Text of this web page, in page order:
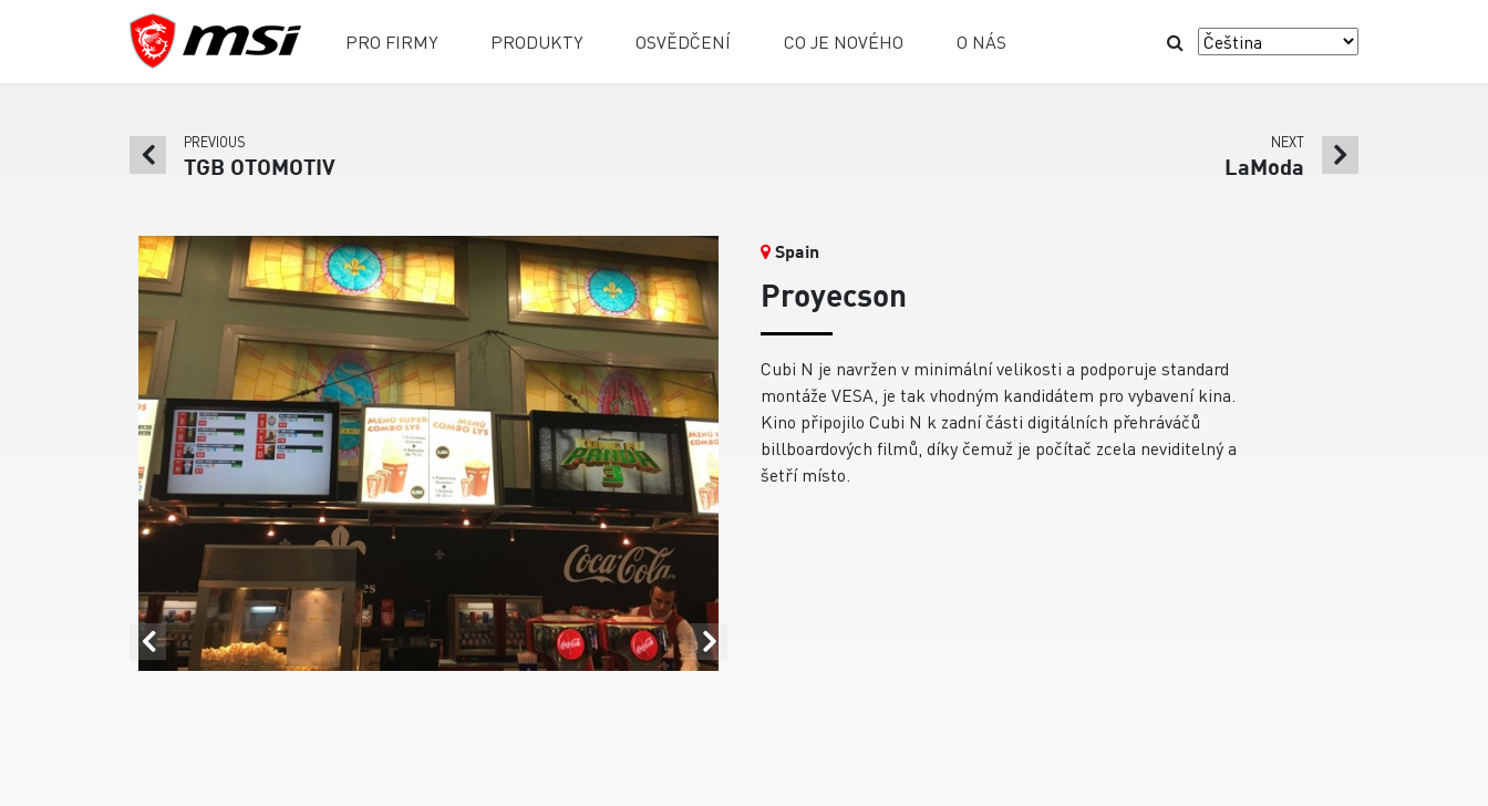
PRO FIRMY PRODUKTY OSVĚDČENÍ CO JE NOVÉHO O NÁS
PREVIOUS
TGB OTOMOTIV
NEXT
LaModa
Spain
Proyecson
Cubi N je navržen v minimální velikosti a podporuje standard
montáže VESA, je tak vhodným kandidátem pro vybavení kina.
Kino připojilo Cubi N k zadní části digitálních přehráváčů
billboardových filmů, díky čemuž je počítač zcela neviditelný a
šetří místo.